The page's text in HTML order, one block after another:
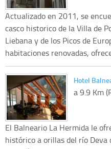
Actualizado en 2011, se
casco historico de la Villa de
Liebana y de los Picos de
habitaciones renovadas,
Hotel
a 9.9 Km
El Balneario La Hermida le
histórico a orillas del río Deva